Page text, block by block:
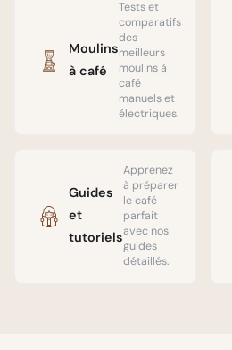
café de
spécialité.
claires et
Moulins
à café
Tests et
comparatifs
des
meilleurs
moulins à
café
manuels et
électriques.
Guides
et
tutoriels
Apprenez
à préparer
le café
parfait
avec nos
guides
détaillés.